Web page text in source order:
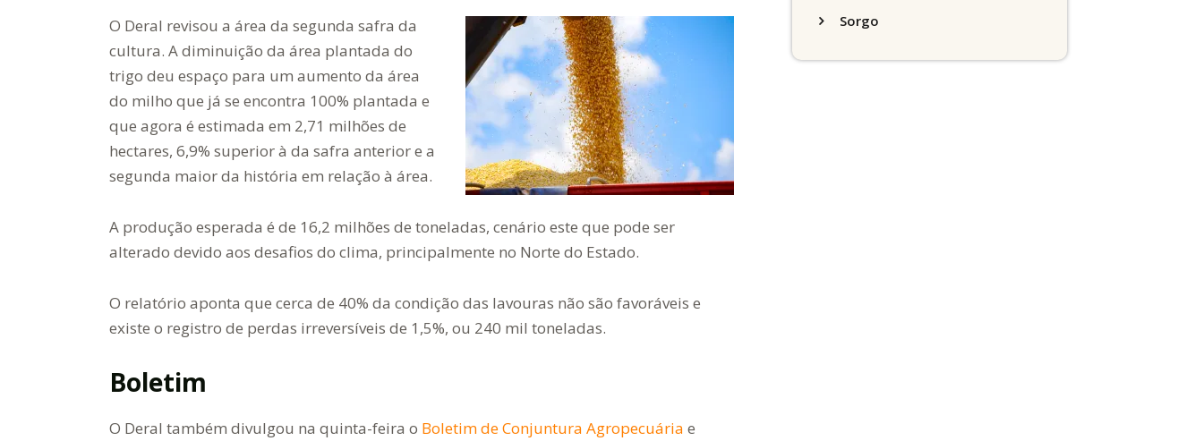
O Deral revisou a área da segunda safra da
cultura. A diminuição da área plantada do
trigo deu espaço para um aumento da área
do milho que já se encontra 100% plantada e
que agora é estimada em 2,71 milhões de
hectares, 6,9% superior à da safra anterior e a
segunda maior da história em relação à área.
A produção esperada é de 16,2 milhões de toneladas, cenário este que pode ser
alterado devido aos desafios do clima, principalmente no Norte do Estado.
O relatório aponta que cerca de 40% da condição das lavouras não são favoráveis e
existe o registro de perdas irreversíveis de 1,5%, ou 240 mil toneladas.
Boletim
O Deral também divulgou na quinta-feira o Boletim de Conjuntura Agropecuária e
Sorgo